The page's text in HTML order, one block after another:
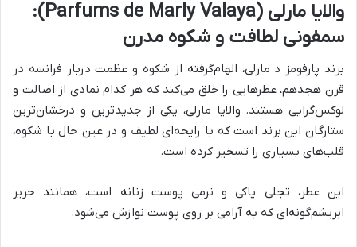
والایا مارلی (Parfums de Marly Valaya):
سمفونی لطافت و شکوه مدرن
برند پارفومز د مارلی، الهام‌گرفته از شکوه و عظمت دربار فرانسه در
قرن هجدهم، عطرهایی را خلق می‌کند که هر کدام نمادی از اصالت و
لوکس‌گرایی هستند. والایا مارلی، یکی از جدیدترین و درخشان‌ترین
ستارگان این برند است که با رایحه‌ای لطیف و در عین حال با شکوه،
قلب‌های بسیاری را تسخیر کرده است.
این عطر، تجلی پاکی و نرمی پوست زنانه است، همانند حریر
ابریشم‌گونه‌ای که به آرامی بر روی پوست نوازش می‌شود.